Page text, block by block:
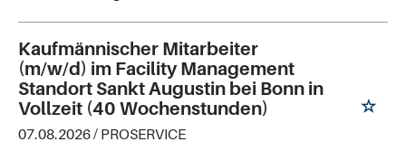
Kaufmännischer Mitarbeiter
(m/w/d) im Facility Management
Standort Sankt Augustin bei Bonn in
Vollzeit (40 Wochenstunden)
07.08.2026 / PROSERVICE